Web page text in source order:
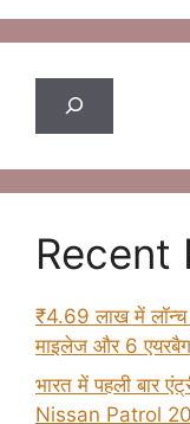
Recent
₹4.69 लाख में
माइलेज और 6 एयरबैग
भारत में पहली बार
Nissan Patrol